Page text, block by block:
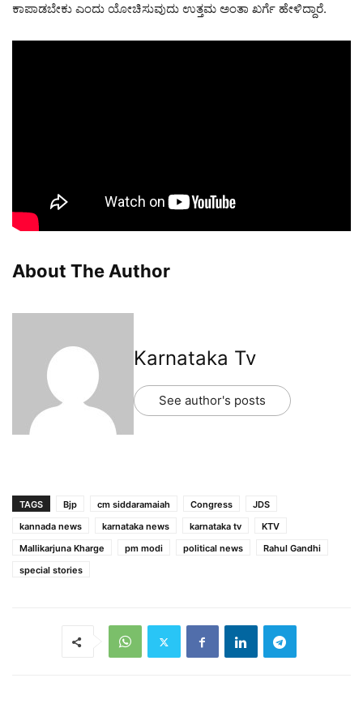
ಕಾಪಾಡಬೇಕು ಎಂದು ಯೋಚಿಸುವುದು ಉತ್ತಮ ಅಂತಾ ಖರ್ಗೆ ಹೇಳಿದ್ದಾರೆ.
About The Author
Karnataka Tv
See author's posts
TAGS Bjp cm siddaramaiah Congress
JDS
kannada news
karnataka news karnataka tv
KTV
Mallikarjuna Kharge
pm modi political news
Rahul Gandhi
special stories